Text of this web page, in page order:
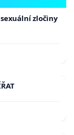
zločiny